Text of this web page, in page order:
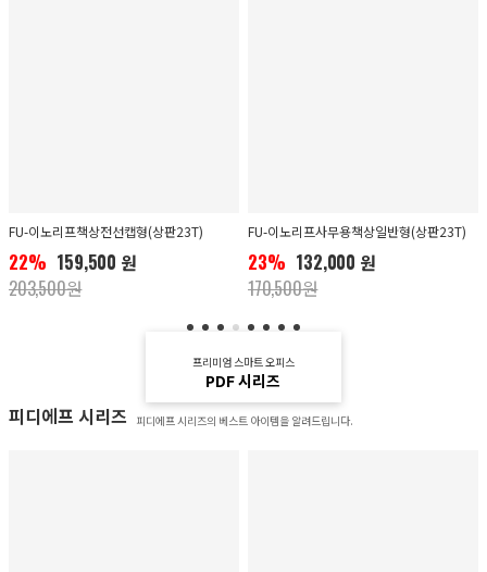
FU-이노리프책상전선캡형(상판23T)
22% 159,500 원
203,500원
FU-이노리프사무용책상일반형(상판23T)
23% 132,000 원
170,500원
프리미엄 스마트 오피스
PDF 시리즈
피디에프 시리즈 피디에프 시리즈의 베스트 아이템을 알려드립니다.